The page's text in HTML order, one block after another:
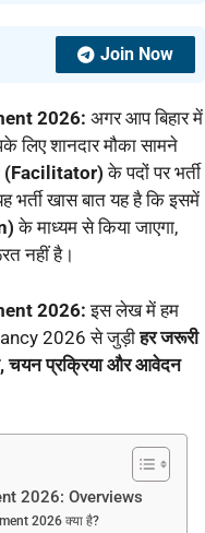
Join Now
2026: अगर आप बिहार में
लिए शानदार मौका सामने
(Facilitator) के पदों पर भर्ती
भर्ती खास बात यह है कि इसमें
के माध्यम से किया जाएगा,
नहीं है।
2026: इस लेख में हम
2026 से जुड़ीहर जरूरी
चयन प्रक्रिया और आवेदन
2026: Overviews
2026 क्या है?